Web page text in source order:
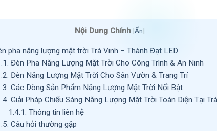
Nội Dung Chính [Ẩn]
pha năng lượng mặt trời Trà Vinh – Thành Đạt LED
Đèn Pha Năng Lượng Mặt Trời Cho Công Trình & An Ninh
Đèn Năng Lượng Mặt Trời Cho Sân Vườn & Trang Trí
Các Dòng Sản Phẩm Năng Lượng Mặt Trời Nổi Bật
Giải Pháp Chiếu Sáng Năng Lượng Mặt Trời Toàn Diện Tại
1.4.1. Thông tin liên hệ
Câu hỏi thường gặp